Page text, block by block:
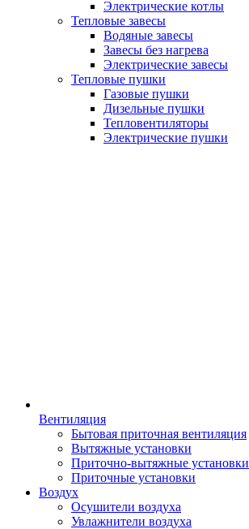
Электрические котлы
Тепловые завесы
Водяные завесы
Завесы без нагрева
Электрические завесы
Тепловые пушки
Газовые пушки
Дизельные пушки
Тепловентиляторы
Электрические пушки
Вентиляция
Бытовая приточная вентиляция
Вытяжные установки
Приточно-вытяжные установки
Приточные установки
Воздух
Осушители воздуха
Увлажнители воздуха